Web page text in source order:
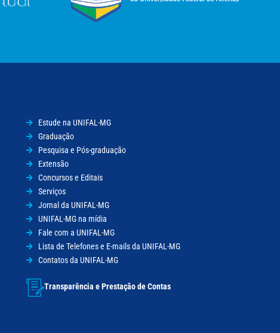
Estude na UNIFAL-MG
Graduação
Pesquisa e Pós-graduação
Extensão
Concursos e Editais
Serviços
Jornal da UNIFAL-MG
UNIFAL-MG na mídia
Fale com a UNIFAL-MG
Lista de Telefones e E-mails da UNIFAL-MG
Contatos da UNIFAL-MG
Transparência e Prestação de Contas